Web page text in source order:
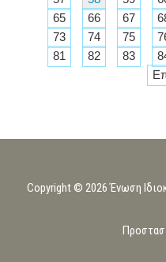
65
66 67
73
74 75
81
82 83
Copyright © 2026 Ένωση